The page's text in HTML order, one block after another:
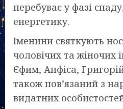
перебуває у фазі
енергетику.
Іменини святкують
чоловічих та жіночих
Єфим, Анфіса,
також пов’язаний з
видатних